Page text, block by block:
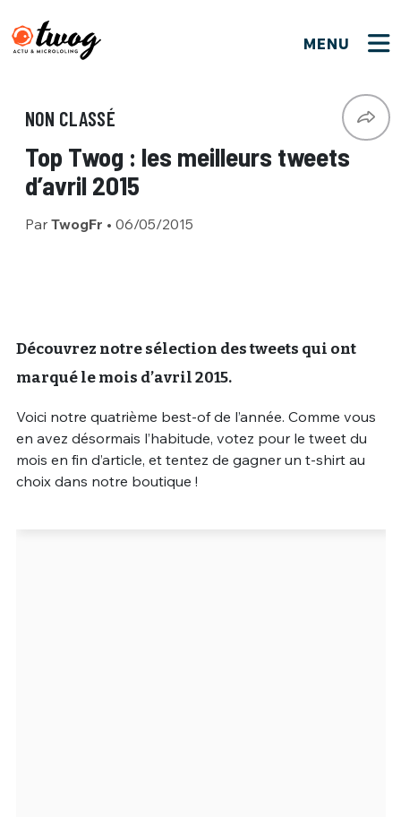
MENU
NON CLASSÉ
Top Twog : les meilleurs tweets
d’avril 2015
Par TwogFr • 06/05/2015
Découvrez notre sélection des tweets qui ont
marqué le mois d’avril 2015.
Voici notre quatrième best-of de l’année. Comme vous
en avez désormais l’habitude, votez pour le tweet du
mois en fin d’article, et tentez de gagner un t-shirt au
choix dans notre boutique !
Bienvenue !
PSEUDO*
EMAIL*
JE M'INSCRIS
Connexion
Que souhaitez-vous proposer ?
Quelques tweets
C'EST PARTI
M'INSCRIRE
ME CONNECTER
Un Thread
C'EST PARTI